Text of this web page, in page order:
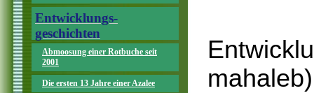
Entwicklungs-
geschichten
Abmoosung einer Rotbuche seit
2001
Die ersten 13 Jahre einer Azalee
mahaleb)